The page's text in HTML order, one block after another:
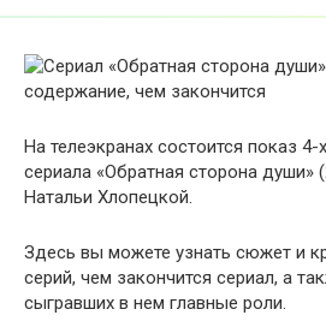
На телеэкранах состоится показ
сериала «Обратная сторона души»
Натальи Хлопецкой.
Здесь вы можете узнать сюжет и
серий, чем закончится сериал, а
сыгравших в нем главные роли.